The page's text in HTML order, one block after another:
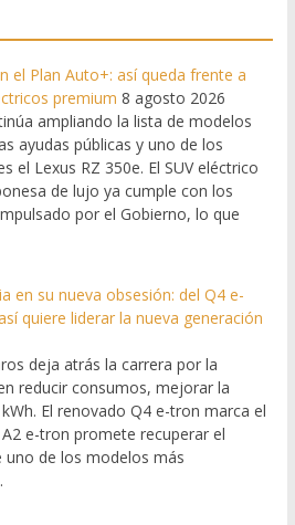
el Plan Auto+: así queda frente a
premium 8 agosto 2026
ampliando la lista de modelos
ayudas públicas y uno de los
el Lexus RZ 350e. El SUV eléctrico
de lujo ya cumple con los
por el Gobierno, lo que
en su nueva obsesión: del Q4 e-
quiere liderar la nueva generación
deja atrás la carrera por la
reducir consumos, mejorar la
El renovado Q4 e-tron marca el
e-tron promete recuperar el
de los modelos más